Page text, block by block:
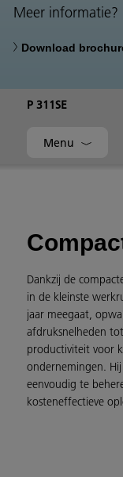
Meer informatie?
Download
P 311SE
Menu
Dankzij de
in de kleinste
jaar meegaat,
afdruksnelheden
productiviteit voor
ondernemingen.
eenvoudig te
kosteneffectieve